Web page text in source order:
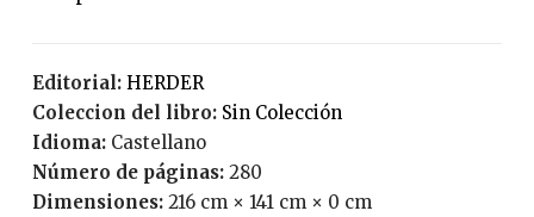
Editorial:
HERDER
Coleccion del libro:
Sin Colección
Idioma:
Castellano
Número de páginas:
280
Dimensiones: 216 cm × 141 cm × 0 cm